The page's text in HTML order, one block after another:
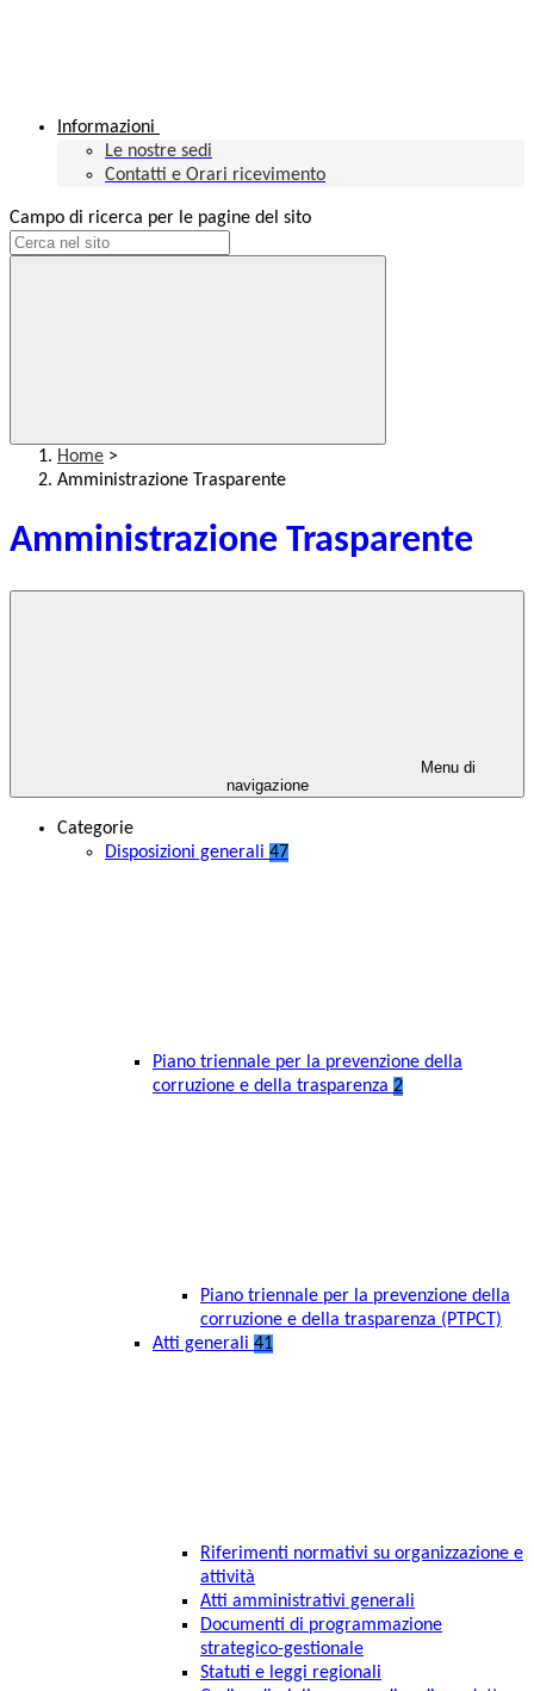
Informazioni
Le nostre sedi
Contatti e Orari ricevimento
Campo di ricerca per le pagine del sito
Home >
Amministrazione Trasparente
Amministrazione Trasparente
Menu di
navigazione
Categorie
Disposizioni generali 47
Piano triennale per la prevenzione della
corruzione e della trasparenza 2
Piano triennale per la prevenzione della
corruzione e della trasparenza (PTPCT)
Atti generali 41
Riferimenti normativi su organizzazione e
attività
Atti amministrativi generali
Documenti di programmazione
strategico-gestionale
Statuti e leggi regionali